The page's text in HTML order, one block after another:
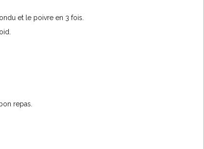
et le poivre en 3 fois.
repas.